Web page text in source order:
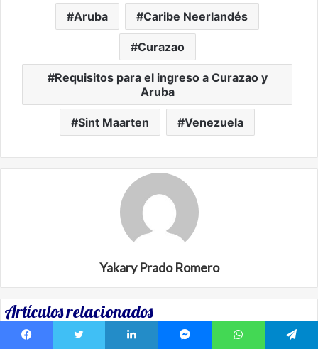
Aruba Caribe Neerlandés
Curazao
Requisitos para el ingreso a Curazao y
Aruba
Sint Maarten Venezuela
Yakary Prado Romero
Artículos relacionados